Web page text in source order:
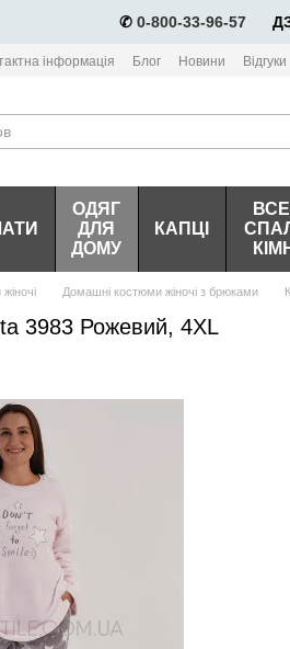
✆ 0-800-33-96-57
інформація Блог Новини Відгуки
ОДЯГ
ДЛЯ
ДОМУ
КАПЦІ
Домашні костюми жіночі з брюками
3983 Рожевий, 4XL